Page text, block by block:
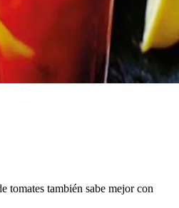
tomates también sabe mejor con